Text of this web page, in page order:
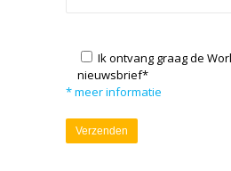
Ik ontvang graag de
nieuwsbrief*
* meer informatie